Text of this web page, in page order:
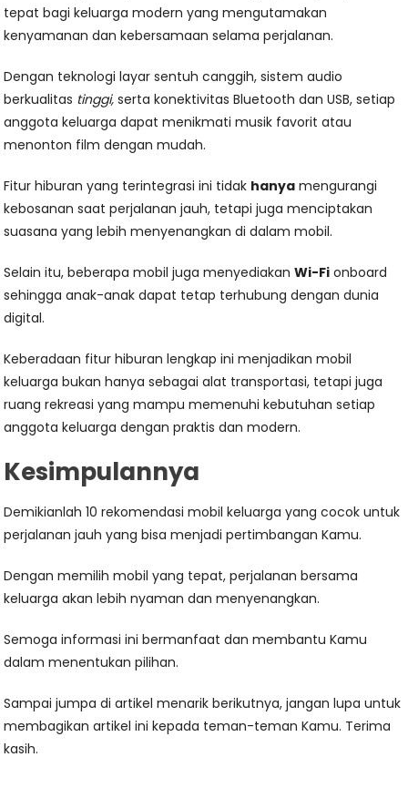
tepat bagi keluarga modern yang mengutamakan
kenyamanan dan kebersamaan selama perjalanan.
Dengan teknologi layar sentuh canggih, sistem audio
berkualitas tinggi, serta konektivitas Bluetooth dan USB, setiap
anggota keluarga dapat menikmati musik favorit atau
menonton film dengan mudah.
Fitur hiburan yang terintegrasi ini tidak hanya mengurangi
kebosanan saat perjalanan jauh, tetapi juga menciptakan
suasana yang lebih menyenangkan di dalam mobil.
Selain itu, beberapa mobil juga menyediakanWi-Fi onboard
sehingga anak-anak dapat tetap terhubung dengan dunia
digital.
Keberadaan fitur hiburan lengkap ini menjadikan mobil
keluarga bukan hanya sebagai alat transportasi, tetapi juga
ruang rekreasi yang mampu memenuhi kebutuhan setiap
anggota keluarga dengan praktis dan modern.
Kesimpulannya
Demikianlah 10 rekomendasi mobil keluarga yang cocok untuk
perjalanan jauh yang bisa menjadi pertimbangan Kamu.
Dengan memilih mobil yang tepat, perjalanan bersama
keluarga akan lebih nyaman dan menyenangkan.
Semoga informasi ini bermanfaat dan membantu Kamu
dalam menentukan pilihan.
Sampai jumpa di artikel menarik berikutnya, jangan lupa untuk
membagikan artikel ini kepada teman-teman Kamu. Terima
kasih.